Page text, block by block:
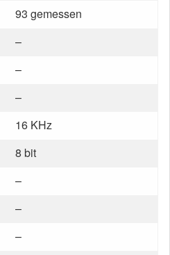
93 gemessen
–
–
–
16 KHz
8 bit
–
–
–